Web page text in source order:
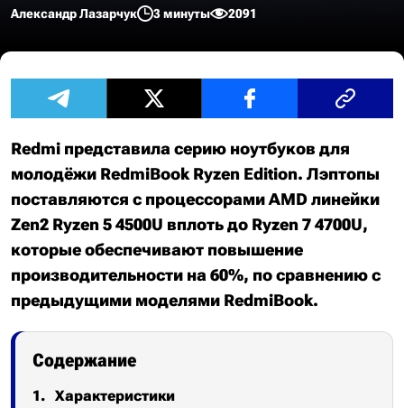
Александр Лазарчук 3 минуты 2091
Redmi представила серию ноутбуков для
молодёжи RedmiBook Ryzen Edition. Лэптопы
поставляются с процессорами AMD линейки
Zen2 Ryzen 5 4500U вплоть до Ryzen 7 4700U,
которые обеспечивают повышение
производительности на 60%, по сравнению с
предыдущими моделями RedmiBook.
Содержание
Характеристики